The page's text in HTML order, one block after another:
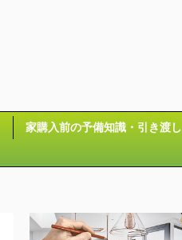
家購入前の予備知識・引き渡し